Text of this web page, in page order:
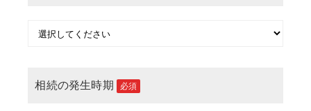
相続の発生時期 必須